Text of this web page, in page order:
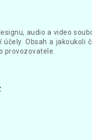
audio a video
účely. Obsah a
provozovatele.